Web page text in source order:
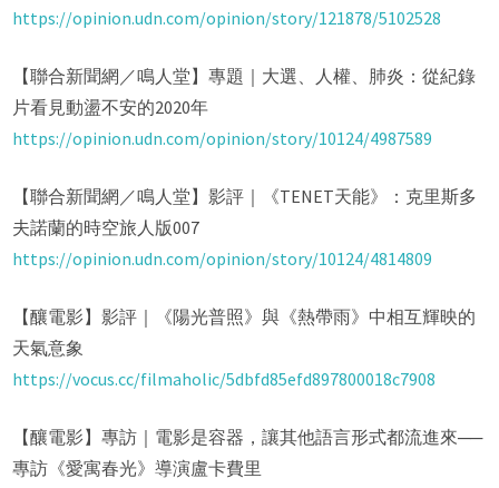
https://opinion.udn.com/opinion/story/121878/5102528
【聯合新聞網／鳴人堂】專題｜大選、人權、肺炎：從紀錄
片看見動盪不安的2020年
https://opinion.udn.com/opinion/story/10124/4987589
【聯合新聞網／鳴人堂】影評｜《TENET天能》：克里斯多
夫諾蘭的時空旅人版007
https://opinion.udn.com/opinion/story/10124/4814809
【釀電影】影評｜《陽光普照》與《熱帶雨》中相互輝映的
天氣意象
https://vocus.cc/filmaholic/5dbfd85efd897800018c7908
【釀電影】專訪｜電影是容器，讓其他語言形式都流進來──
專訪《愛寓春光》導演盧卡費里